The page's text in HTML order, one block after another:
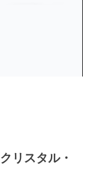
リスタル・